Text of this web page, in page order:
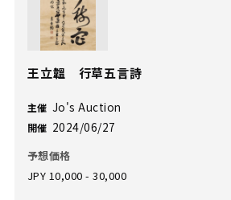
王立韞 行草五言詩
主催 Jo's Auction
開催 2024/06/27
予想価格
JPY 10,000 - 30,000